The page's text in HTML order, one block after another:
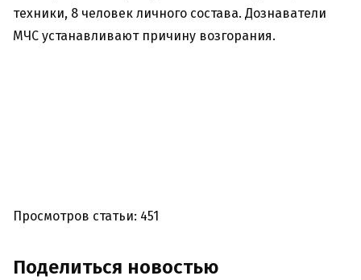
техники, 8 человек личного состава. Дознаватели
МЧС устанавливают причину возгорания.
Просмотров статьи: 451
Поделиться новостью